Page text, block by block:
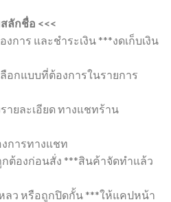
ลักชื่อ <<<
การ และชำระเงิน ***งดเก็บเงิน
ลือกแบบที่ต้องการในรายการ
ายละเอียด ทางแชทร้าน
งการทางแชท
ต้องก่อนสั่ง ***สินค้าจัดทำแล้ว
ลว หรือถูกปิดกั้น ***ให้แคปหน้า